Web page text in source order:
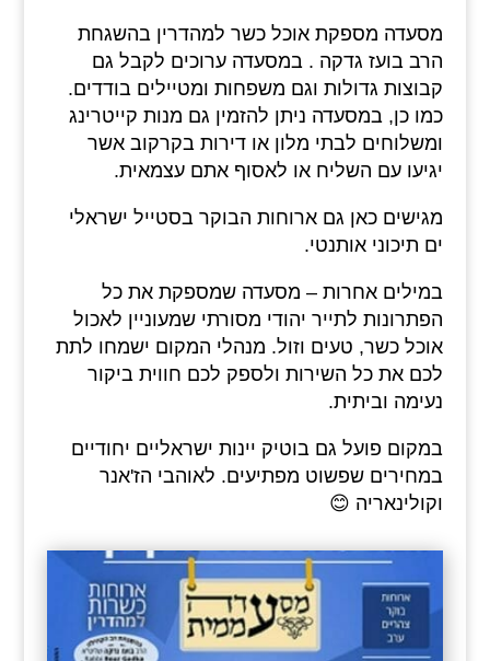
מסעדה מספקת אוכל כשר למהדרין בהשגחת
הרב בועז גדקה . במסעדה ערוכים לקבל גם
קבוצות גדולות וגם משפחות ומטיילים בודדים.
כמו כן, במסעדה ניתן להזמין גם מנות קייטרינג
ומשלוחים לבתי מלון או דירות בקרקוב אשר
יגיעו עם השליח או לאסוף אתם עצמאית.
מגישים כאן גם ארוחות הבוקר בסטייל ישראלי
ים תיכוני אותנטי.
במילים אחרות – מסעדה שמספקת את כל
הפתרונות לתייר יהודי מסורתי שמעוניין לאכול
אוכל כשר, טעים וזול. מנהלי המקום ישמחו לתת
לכם את כל השירות ולספק לכם חווית ביקור
נעימה וביתית.
במקום פועל גם בוטיק יינות ישראליים יחודיים
במחירים שפשוט מפתיעים. לאוהבי הז'אנר
וקולינאריה 😊